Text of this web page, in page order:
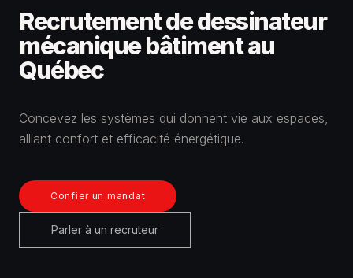
Recrutement dedessinateur
mécanique bâtimentau
Québec
Concevez les systèmes qui donnent vie aux espaces,
alliant confort et efficacité énergétique.
Confier un mandat
Parler à un recruteur